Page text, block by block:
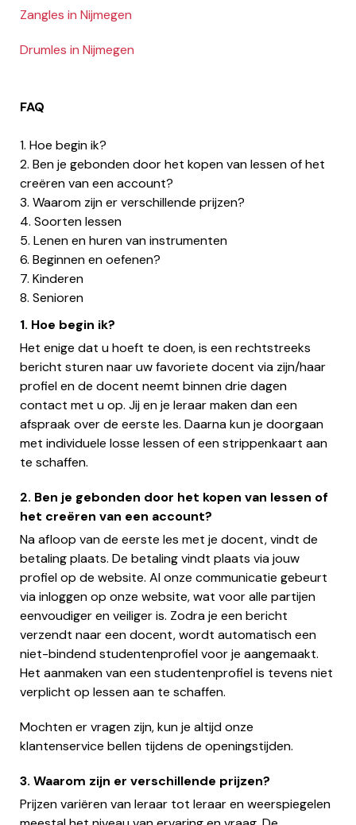
Zangles in Nijmegen
Drumles in Nijmegen
FAQ
1. Hoe begin ik?
2. Ben je gebonden door het kopen van lessen of het
creëren van een account?
3. Waarom zijn er verschillende prijzen?
4. Soorten lessen
5. Lenen en huren van instrumenten
6. Beginnen en oefenen?
7. Kinderen
8. Senioren
1. Hoe begin ik?
Het enige dat u hoeft te doen, is een rechtstreeks
bericht sturen naar uw favoriete docent via zijn/haar
profiel en de docent neemt binnen drie dagen
contact met u op. Jij en je leraar maken dan een
afspraak over de eerste les. Daarna kun je doorgaan
met individuele losse lessen of een strippenkaart aan
te schaffen.
2. Ben je gebonden door het kopen van lessen of
het creëren van een account?
Na afloop van de eerste les met je docent, vindt de
betaling plaats. De betaling vindt plaats via jouw
profiel op de website. Al onze communicatie gebeurt
via inloggen op onze website, wat voor alle partijen
eenvoudiger en veiliger is. Zodra je een bericht
verzendt naar een docent, wordt automatisch een
niet-bindend studentenprofiel voor je aangemaakt.
Het aanmaken van een studentenprofiel is tevens niet
verplicht op lessen aan te schaffen.
Mochten er vragen zijn, kun je altijd onze
klantenservice bellen tijdens de openingstijden.
3. Waarom zijn er verschillende prijzen?
Prijzen variëren van leraar tot leraar en weerspiegelen